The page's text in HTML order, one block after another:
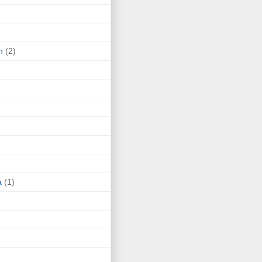
(2)
(1)